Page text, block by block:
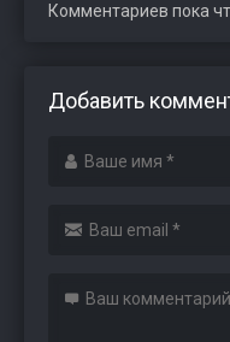
Комментариев пока
Добавить